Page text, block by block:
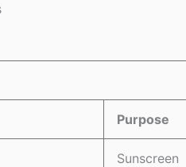
Purpose
Sunscreen